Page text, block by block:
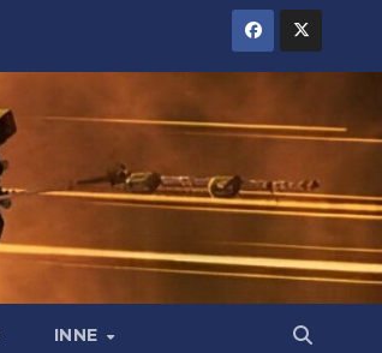
INNE